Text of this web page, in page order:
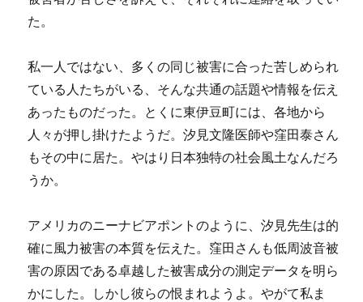
た。
私一人ではない、多くの同じ被害に合った苦しめられ
ている人たちがいる、そんな共通の話題や情報を伝え
あったものだった。とくに東伊豆町には、各地から
人々が押し掛けたようだ。汐見文隆医師や窪田泰さん
もその中に居た。やはり日本独特の社会風土なんだろ
うか。
アメリカのニーナビアポントのように、汐見先生は的
確に風力被害の本質を伝えた。窪田さんも低周波音被
害の原因である卓越した被害成分の測定データを明ら
かにした。しかし彼らの恨まれようよ。やがて私ま